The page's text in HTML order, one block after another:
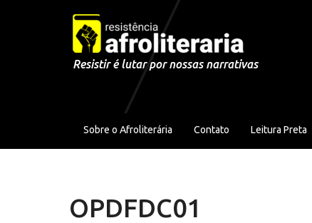
Pular para o conteúdo
Resistir é lutar por nossas narrativas
Sobre o Afroliterária Contato Leitura Preta
OPDFDC01